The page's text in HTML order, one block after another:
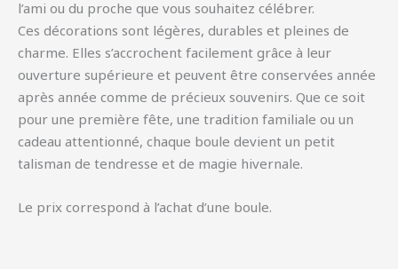
l’ami ou du proche que vous souhaitez célébrer.
Ces décorations sont légères, durables et pleines de
charme. Elles s’accrochent facilement grâce à leur
ouverture supérieure et peuvent être conservées année
après année comme de précieux souvenirs. Que ce soit
pour une première fête, une tradition familiale ou un
cadeau attentionné, chaque boule devient un petit
talisman de tendresse et de magie hivernale.
Le prix correspond à l’achat d’une boule.